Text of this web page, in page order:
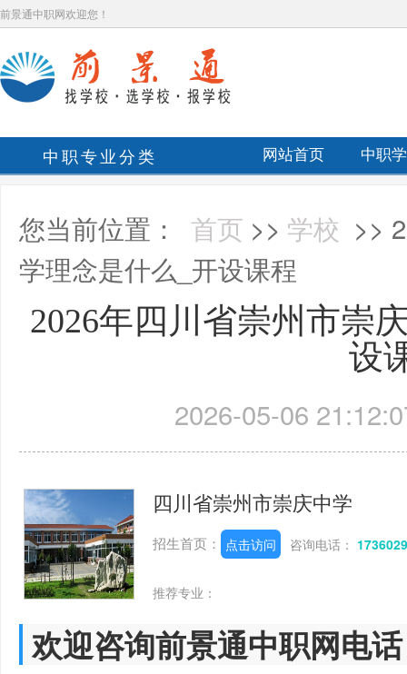
前景通中职网欢迎您！
中职专业分类 网站首页 中职
您当前位置： 首页 >> 学校 >>
学理念是什么_开设课程
2026年四川省崇州市崇
设
2026-05-06
四川省崇州市崇庆中学
招生首页： 点击访问 咨询电话：
推荐专业：
欢迎咨询前景通中职网电